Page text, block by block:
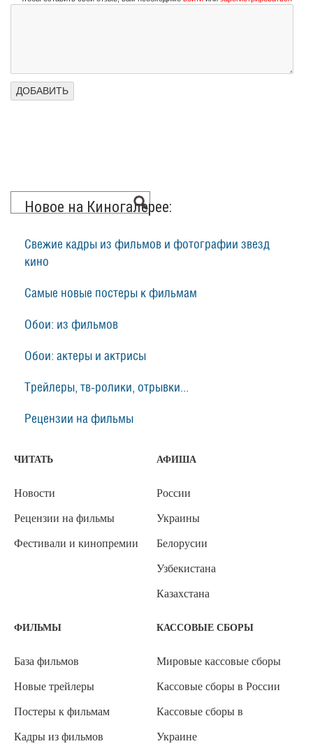
Новое на Киногалерее:
Свежие кадры из фильмов и фотографии звезд
кино
Самые новые постеры к фильмам
Обои: из фильмов
Обои: актеры и актрисы
Трейлеры, тв-ролики, отрывки...
Рецензии на фильмы
ЧИТАТЬ
Новости
Рецензии на фильмы
Фестивали и кинопремии
АФИША
России
Украины
Белорусии
Узбекистана
Казахстана
ФИЛЬМЫ
База фильмов
Новые трейлеры
Постеры к фильмам
Кадры из фильмов
КАССОВЫЕ СБОРЫ
Мировые кассовые сборы
Кассовые сборы в России
Кассовые сборы в
Украине